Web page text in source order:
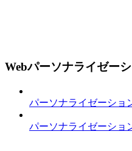
Webパーソナライゼー
パーソナライゼーショ
パーソナライゼーショ